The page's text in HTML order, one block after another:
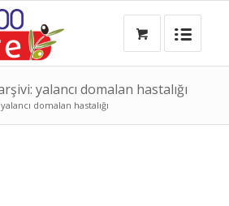
yalancı domalan hastalığı
yalancı domalan hastalığı